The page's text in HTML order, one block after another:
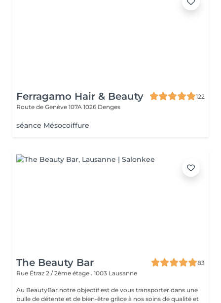
Ferragamo Hair & Beauty
122
Route de Genève 107A 1026 Denges
séance Mésocoiffure
The Beauty Bar
83
Rue Étraz 2 / 2ème étage . 1003 Lausanne
Au BeautyBar notre objectif est de vous transporter dans une
bulle de détente et de bien-être grâce à nos soins de qualité et